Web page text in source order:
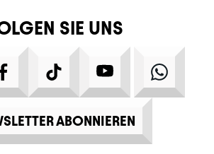
SIE UNS
FACEBOOKTIKTOK YOUTUBE
ABONNIEREN